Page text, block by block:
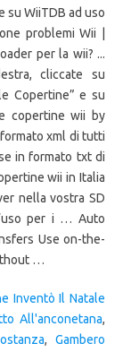
su WiiTDB ad uso
problemi Wii |
per la wii? ...
cliccate su
Copertine” e su
copertine wii by
xml di tutti
in formato txt di
wii in Italia
nella vostra SD
per i … Auto
Use on-the-
…
Inventò Il Natale
All'anconetana,
,Gambero